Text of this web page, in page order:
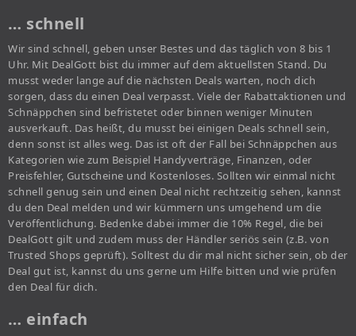
… schnell
Wir sind schnell, geben unser Bestes und das täglich von 8 bis 1
Uhr. Mit DealGott bist du immer auf dem aktuellsten Stand. Du
musst weder lange auf die nächsten Deals warten, noch dich
sorgen, dass du einen Deal verpasst. Viele der Rabattaktionen und
Schnäppchen sind befristetet oder binnen weniger Minuten
ausverkauft. Das heißt, du musst bei einigen Deals schnell sein,
denn sonst ist alles weg. Das ist oft der Fall bei Schnäppchen aus
Kategorien wie zum Beispiel Handyverträge, Finanzen, oder
Preisfehler, Gutscheine und Kostenloses. Sollten wir einmal nicht
schnell genug sein und einen Deal nicht rechtzeitig sehen, kannst
du den Deal melden und wir kümmern uns umgehend um die
Veröffentlichung. Bedenke dabei immer die 10% Regel, die bei
DealGott gilt und zudem muss der Händler seriös sein (z.B. von
Trusted Shops geprüft). Solltest du dir mal nicht sicher sein, ob der
Deal gut ist, kannst du uns gerne um Hilfe bitten und wie prüfen
den Deal für dich.
… einfach